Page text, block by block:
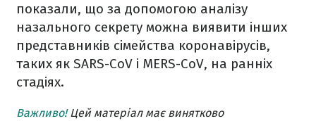
показали, що за допомогою аналізу
назального секрету можна виявити інших
представників сімейства коронавірусів,
таких як SARS-CoV і MERS-CoV, на ранніх
стадіях.
Важливо!Цей матеріал має винятково